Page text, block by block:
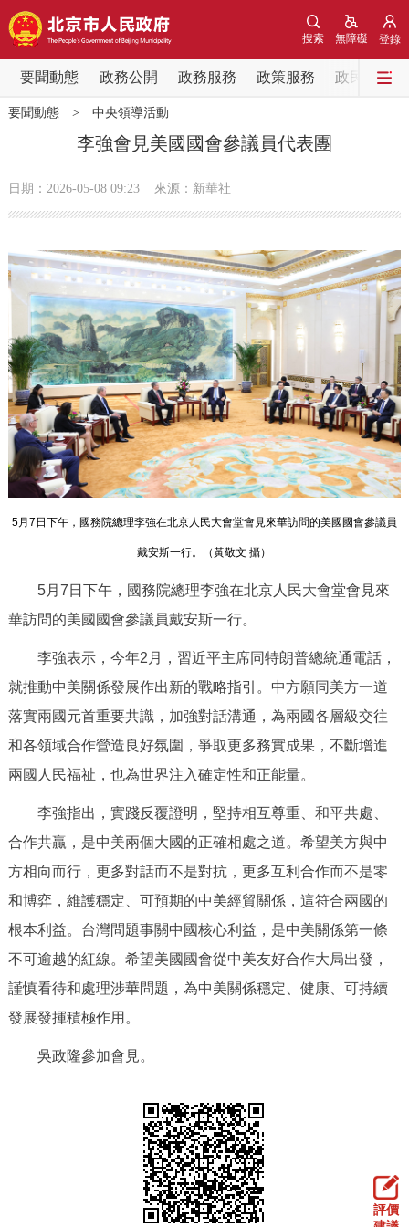
登錄
無障礙
搜索
要聞動態 政務公開 政務服務 政策服務 政民互動
要聞動態
黨中央精神
政務公開
市領導 機構職能 政策服務
政策兌現 政策解讀 回應關切
決策公開 專題公開
政務服務
個人服務 法人服務 部門服務
政民互動
12345網上接訴即辦 我要諮詢 我要建議
參與調查 線上訪談
走進北京
北京概況 十六區概覽 人文北京
綠色北京 圖説北京 視頻北京
ENGLISH
العربية
要聞動態> 中央領導活動
李強會見美國國會參議員代表團
日期：2026-05-08 09:23 來源：新華社
5月7日下午，國務院總理李強在北京人民大會堂會見來華訪問的美國國會參議員
戴安斯一行。（黃敬文 攝）
5月7日下午，國務院總理李強在北京人民大會堂會見來
華訪問的美國國會參議員戴安斯一行。
李強表示，今年2月，習近平主席同特朗普總統通電話，
就推動中美關係發展作出新的戰略指引。中方願同美方一道
落實兩國元首重要共識，加強對話溝通，為兩國各層級交往
和各領域合作營造良好氛圍，爭取更多務實成果，不斷增進
兩國人民福祉，也為世界注入確定性和正能量。
李強指出，實踐反覆證明，堅持相互尊重、和平共處、
合作共贏，是中美兩個大國的正確相處之道。希望美方與中
方相向而行，更多對話而不是對抗，更多互利合作而不是零
和博弈，維護穩定、可預期的中美經貿關係，這符合兩國的
根本利益。台灣問題事關中國核心利益，是中美關係第一條
不可逾越的紅線。希望美國國會從中美友好合作大局出發，
謹慎看待和處理涉華問題，為中美關係穩定、健康、可持續
發展發揮積極作用。
吳政隆參加會見。
評價